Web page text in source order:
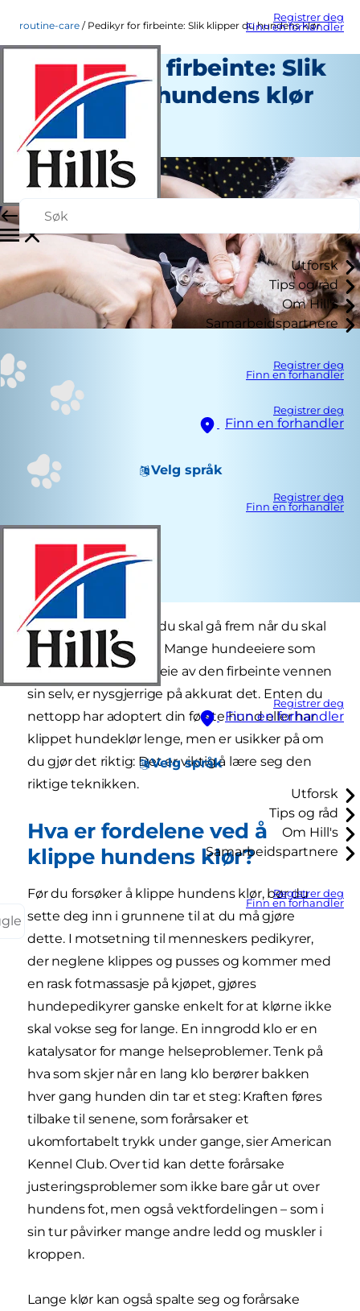
Registrer deg
Finn en forhandler
Utforsk
Tips og råd
Om Hill's
Samarbeidspartnere
Registrer deg
Finn en forhandler
Registrer deg
Finn en forhandler
Velg språk
Registrer deg
Finn en forhandler
Registrer deg
Finn en forhandler
Velg språk
Utforsk
Tips og råd
Om Hill's
Samarbeidspartnere
Registrer deg
Finn en forhandler
routine-care Pedikyr for firbeinte: Slik klipper du hundens klør
Pedikyr for firbeinte: Slik
klipper du hundens klør
Rutinepleie
Erin Ollila
Lurer du på hvordan du skal gå frem når du skal
klippe hundens klør? Mange hundeeiere som
driver med stell og pleie av den firbeinte vennen
sin selv, er nysgjerrige på akkurat det. Enten du
nettopp har adoptert din første hund eller har
klippet hundeklør lenge, men er usikker på om
du gjør det riktig: Det er viktig å lære seg den
riktige teknikken.
Hva er fordelene ved å
klippe hundens klør?
Før du forsøker å klippe hundens klør, bør du
sette deg inn i grunnene til at du må gjøre
dette. I motsetning til menneskers pedikyrer,
der neglene klippes og pusses og kommer med
en rask fotmassasje på kjøpet, gjøres
hundepedikyrer ganske enkelt for at klørne ikke
skal vokse seg for lange. En inngrodd klo er en
katalysator for mange helseproblemer. Tenk på
hva som skjer når en lang klo berører bakken
hver gang hunden din tar et steg: Kraften føres
tilbake til senene, som forårsaker et
ukomfortabelt trykk under gange, sier American
Kennel Club. Over tid kan dette forårsake
justeringsproblemer som ikke bare går ut over
hundens fot, men også vektfordelingen – som i
sin tur påvirker mange andre ledd og muskler i
kroppen.
Lange klør kan også spalte seg og forårsake